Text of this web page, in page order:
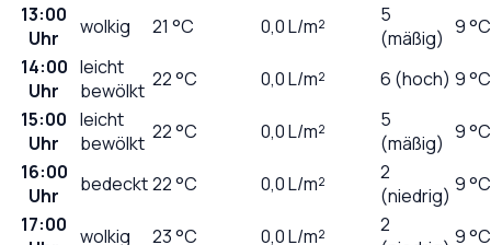
13:00
Uhr
wolkig 21 °C 0,0L/m²
5
(mäßig) 9 °C
14:00
Uhr
leicht
bewölkt 22°C 0,0L/m² 6 (hoch) 9 °C
15:00
Uhr
leicht
bewölkt 22°C 0,0L/m²
5
(mäßig) 9 °C
16:00
Uhr
bedeckt22°C 0,0L/m²
2
(niedrig) 9 °C
17:00 wolkig 23°C 0,0L/m²
2
9 °C